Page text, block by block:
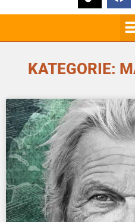
KATEGORIE: